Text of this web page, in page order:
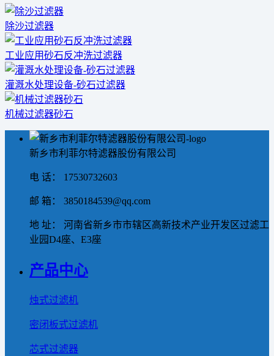
除沙过滤器
工业应用砂石反冲洗过滤器
灌溉水处理设备-砂石过滤器
机械过滤器砂石
新乡市利菲尔特滤器股份有限公司
电 话： 17530732603
邮 箱： 3850184539@qq.com
地 址： 河南省新乡市市辖区高新技术产业开发区过滤工
业园D4座、E3座
产品中心
烛式过滤机
密闭板式过滤机
芯式过滤器